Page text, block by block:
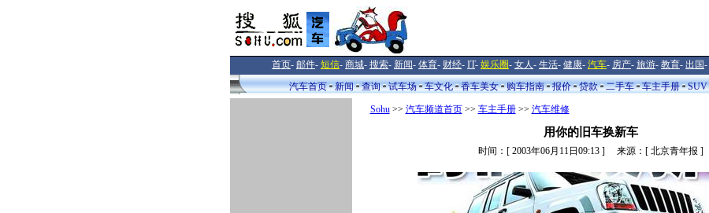
首页- 邮件- 短信- 商城- 搜索- 新闻- 体育- 财经- IT- 娱乐圈- 女人- 生活- 健康- 汽车- 房产- 旅游- 教育- 出国-
汽车首页
新闻 查询 试车场 车文化 香车美女 购车指南 报价 贷款 二手车 车主手册 SUV
Sohu>> 汽车频道首页>> 车主手册>> 汽车维修
用你的旧车换新车
时间：[ 2003年06月11日09:13 ] 来源：[ 北京青年报 ]